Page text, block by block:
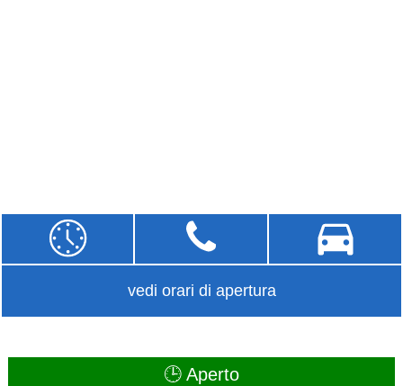
vedi orari di apertura
🕒 Aperto